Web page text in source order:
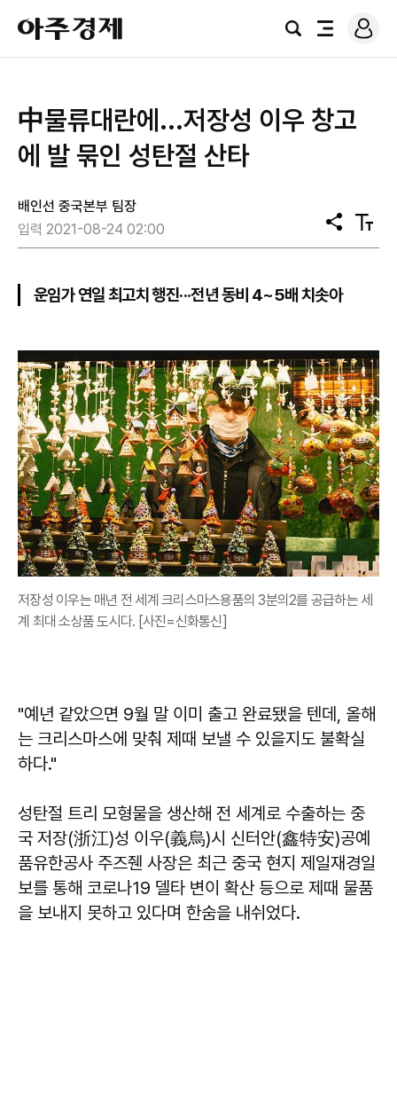
아
주
경
검
전
로
그
中물류대란에...저장성 이우 창고
에 발 묶인 성탄절 산타
배인선 중국본부 팀장
입력 2021-08-24 02:00
공
유
텍
스
운임가 연일 최고치 행진···전년 동비 4~5배 치솟아
저장성 이우는 매년 전 세계 크리스마스용품의 3분의2를 공급하는 세
계 최대 소상품 도시다. [사진=신화통신]
"예년 같았으면 9월 말 이미 출고 완료됐을 텐데, 올해
는 크리스마스에 맞춰 제때 보낼 수 있을지도 불확실
하다."
성탄절 트리 모형물을 생산해 전 세계로 수출하는 중
국 저장(浙江)성 이우(義烏)시 신터안(鑫特安)공예
품유한공사 주즈줸 사장은 최근 중국 현지 제일재경일
보를 통해 코로나19 델타 변이 확산 등으로 제때 물품
을 보내지 못하고 있다며 한숨을 내쉬었다.